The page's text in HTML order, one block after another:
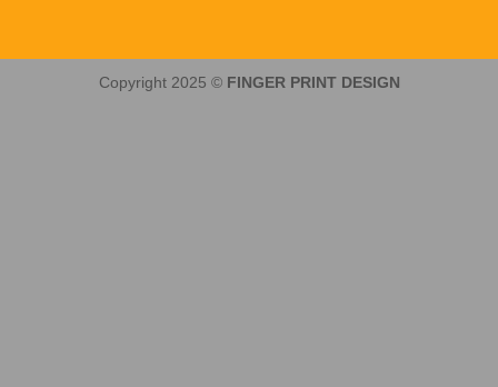
Copyright 2025 © FINGER PRINT DESIGN